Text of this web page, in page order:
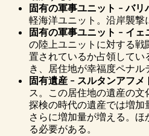
固有の軍事ユニット – バリ
軽海洋ユニット。沿岸襲撃
固有の軍事ユニット – イェ
の陸上ユニットに対する
置されているか占領してい
き、居住地が幸福度ペナル
固有遺産 – スルタンアフメ
ス。この居住地の遺産の文
探検の時代の遺産では増
さらに増加量が増える。
る必要がある。